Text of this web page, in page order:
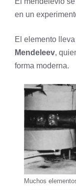
en un
El elemento
Mendeleev,
forma moderna.
Muchos